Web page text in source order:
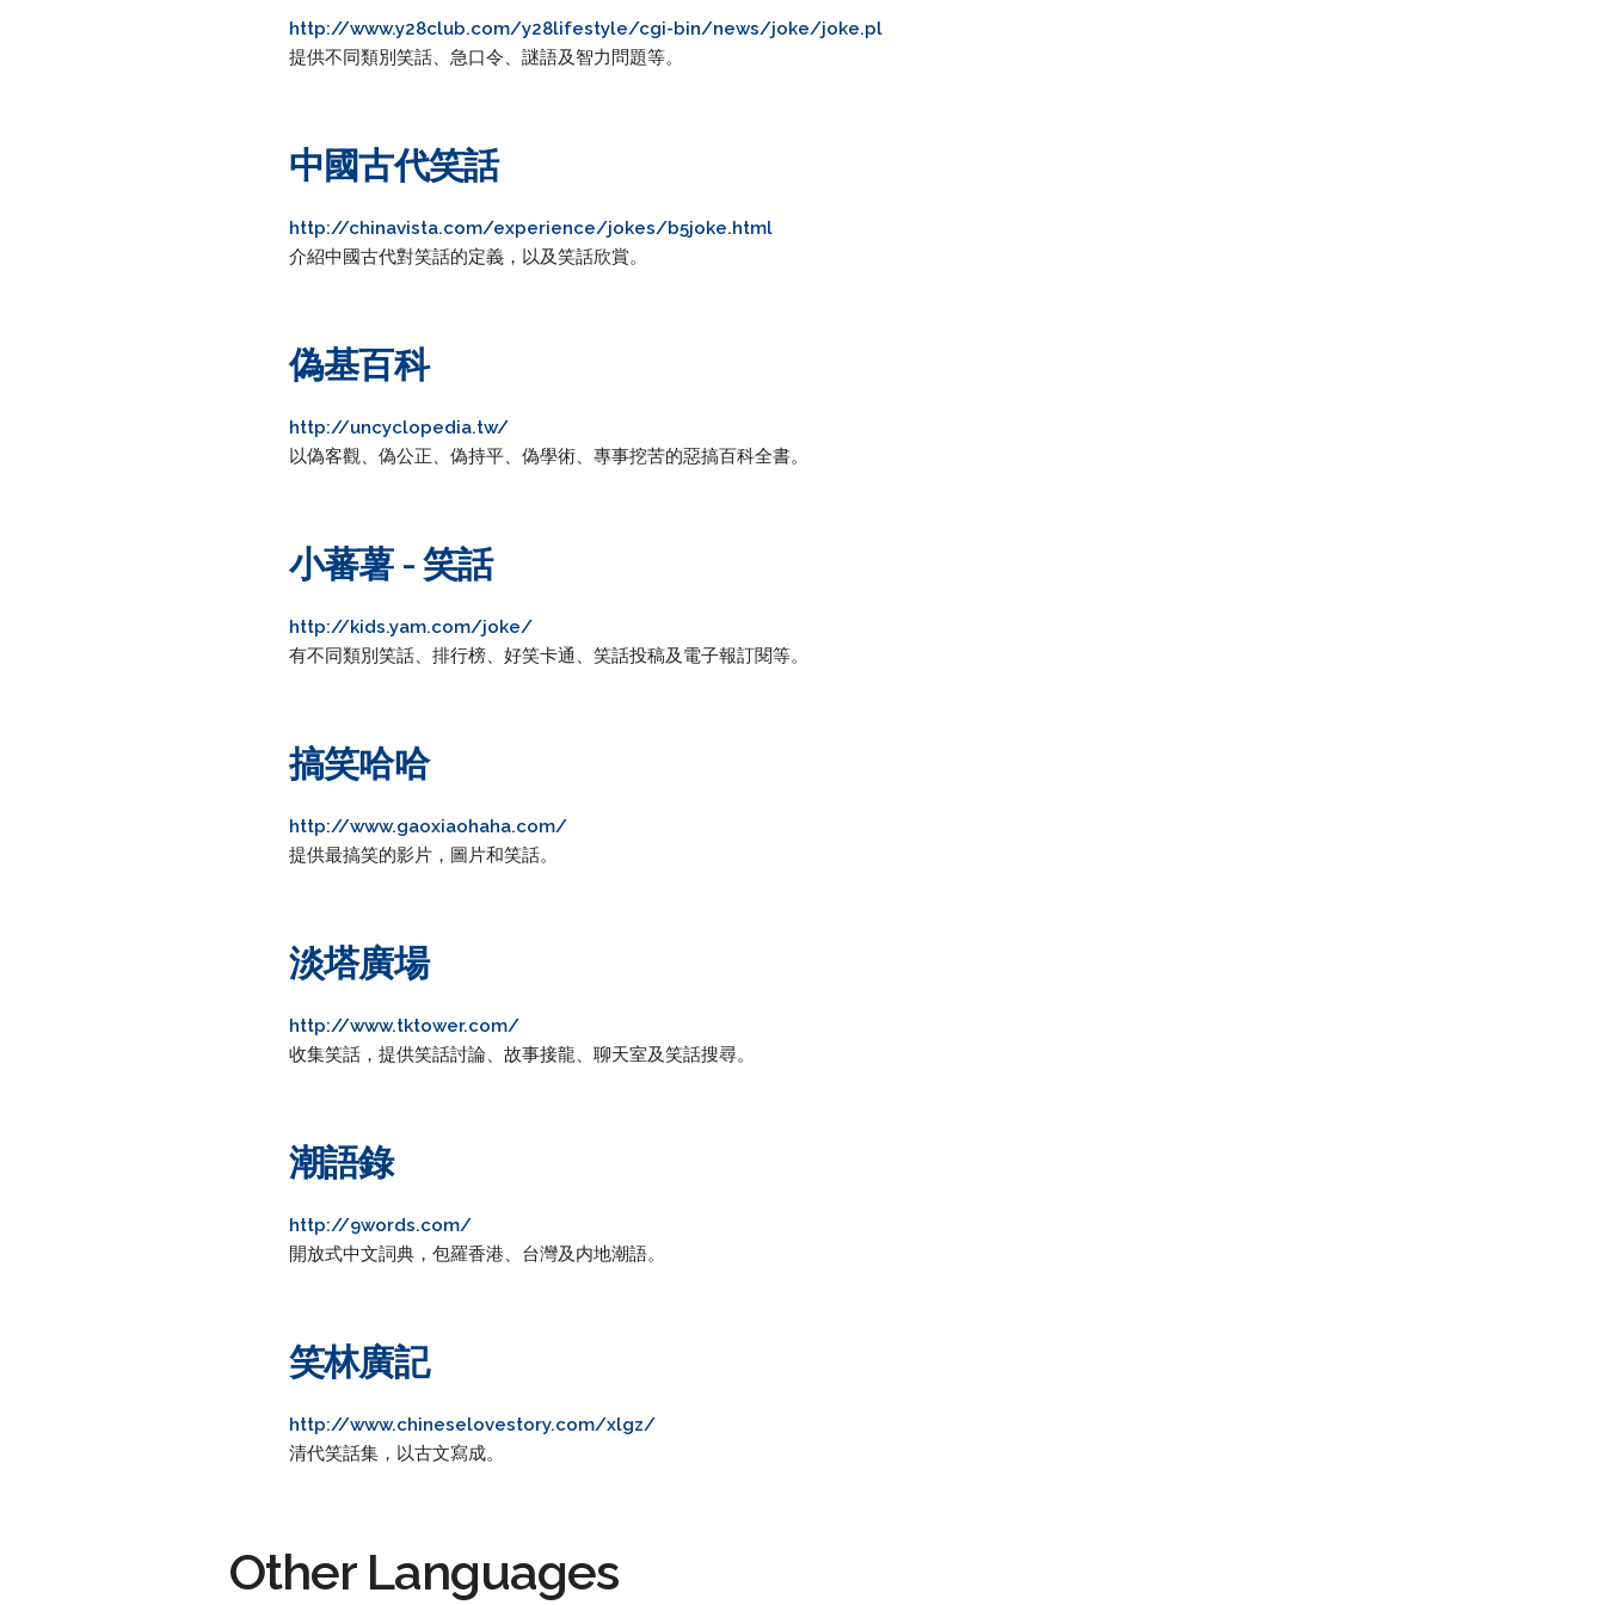
http://www.y28club.com/y28lifestyle/cgi-bin/news/joke/joke.pl
提供不同類別笑話、急口令、謎語及智力問題等。
中國古代笑話
http://chinavista.com/experience/jokes/b5joke.html
介紹中國古代對笑話的定義，以及笑話欣賞。
偽基百科
http://uncyclopedia.tw/
以偽客觀、偽公正、偽持平、偽學術、專事挖苦的惡搞百科全書。
小蕃薯 - 笑話
http://kids.yam.com/joke/
有不同類別笑話、排行榜、好笑卡通、笑話投稿及電子報訂閱等。
搞笑哈哈
http://www.gaoxiaohaha.com/
提供最搞笑的影片，圖片和笑話。
淡塔廣場
http://www.tktower.com/
收集笑話，提供笑話討論、故事接龍、聊天室及笑話搜尋。
潮語錄
http://9words.com/
開放式中文詞典，包羅香港、台灣及内地潮語。
笑林廣記
http://www.chineselovestory.com/xlgz/
清代笑話集，以古文寫成。
Other Languages